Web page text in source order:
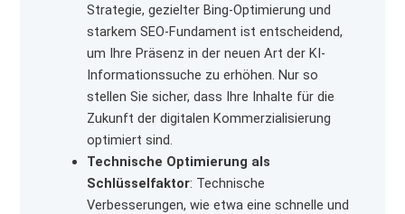
Strategie, gezielter Bing-Optimierung und
starkem SEO-Fundament ist entscheidend,
um Ihre Präsenz in der neuen Art der KI-
Informationssuche zu erhöhen. Nur so
stellen Sie sicher, dass Ihre Inhalte für die
Zukunft der digitalen Kommerzialisierung
optimiert sind.
Technische Optimierung als
Schlüsselfaktor: Technische
Verbesserungen, wie etwa eine schnelle und